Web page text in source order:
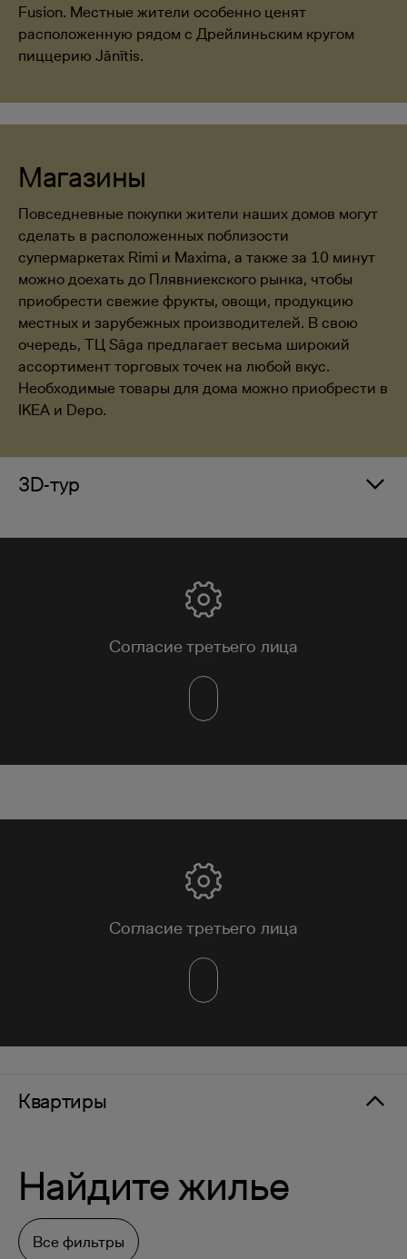
Fusion. Местные жители особенно ценят
расположенную рядом с Дрейлиньским кругом
пиццерию Jānītis.
Магазины
Повседневные покупки жители наших домов могут
сделать в расположенных поблизости
супермаркетах Rimi и Maxima, а также за 10 минут
можно доехать до Плявниекского рынка, чтобы
приобрести свежие фрукты, овощи, продукцию
местных и зарубежных производителей. В свою
очередь, ТЦ Sāga предлагает весьма широкий
ассортимент торговых точек на любой вкус.
Необходимые товары для дома можно приобрести в
IKEA и Depo.
3D-тур
Согласие третьего лица
Согласие третьего лица
Квартиры
Найдите жилье
Все фильтры